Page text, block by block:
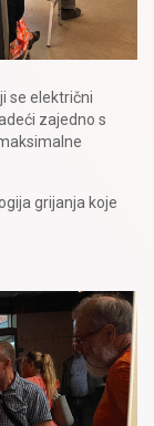
se električni
zajedno s
grijanja koje